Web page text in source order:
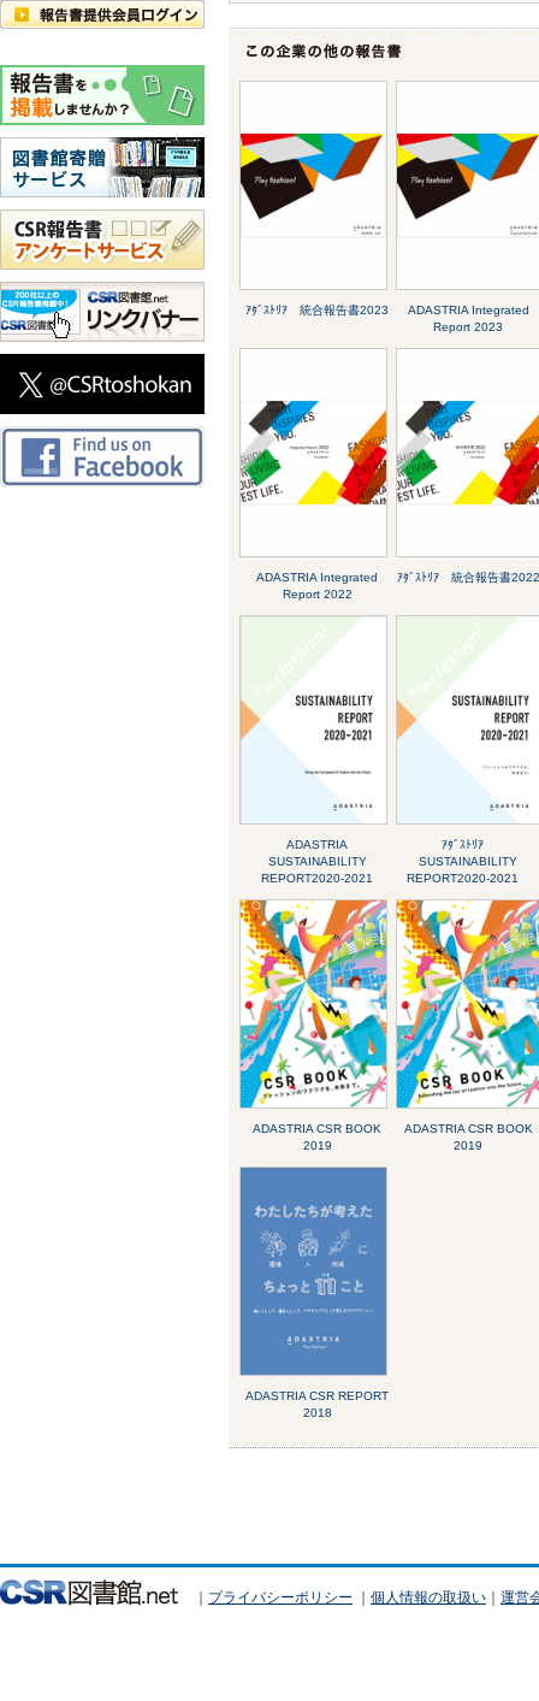
ｱﾀﾞｽﾄﾘｱ 統合報告書2023
ADASTRIA Integrated
Report 2023
ADASTRIA Integrated
Report 2022
ｱﾀﾞｽﾄﾘｱ 統合報告書2022
ADASTRIA
SUSTAINABILITY
REPORT2020-2021
ｱﾀﾞｽﾄﾘｱ
SUSTAINABILITY
REPORT2020-2021
ADASTRIA CSR BOOK
2019
ADASTRIA CSR BOOK
2019
ADASTRIA CSR REPORT
2018
｜ プライバシーポリシー ｜ 個人情報の取扱い ｜ 運営